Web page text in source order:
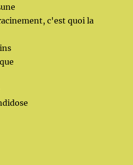
c'est quoi la